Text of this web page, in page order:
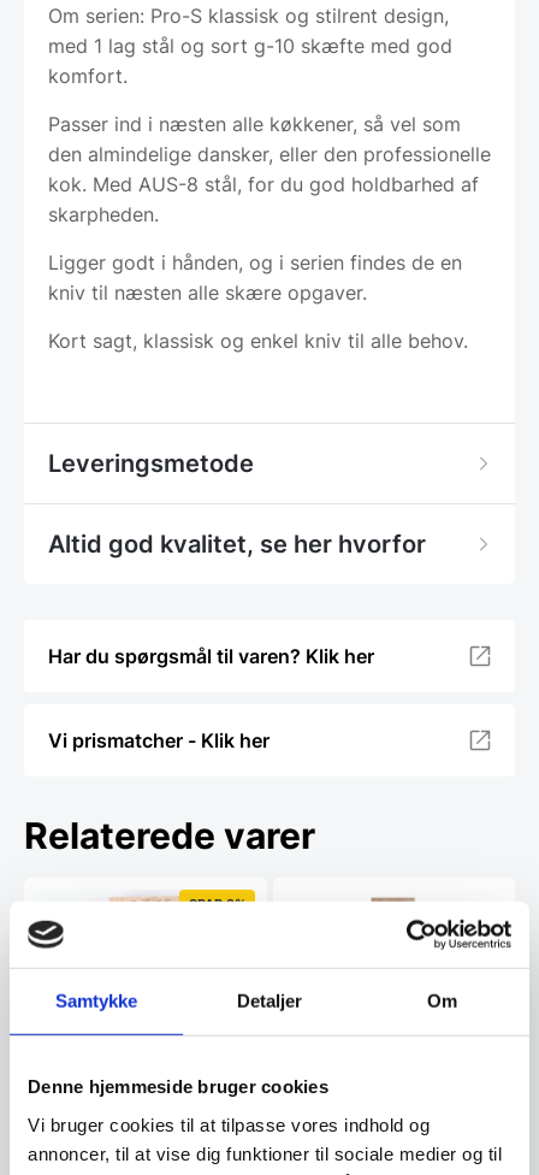
Samtykke Detaljer Om
Denne hjemmeside bruger cookies
Vi bruger cookies til at tilpasse vores indhold og
annoncer, til at vise dig funktioner til sociale medier og til
Om serien: Pro-S klassisk og stilrent design,
med 1 lag stål og sort g-10 skæfte med god
komfort.
Passer ind i næsten alle køkkener, så vel som
den almindelige dansker, eller den professionelle
kok. Med AUS-8 stål, for du god holdbarhed af
skarpheden.
Ligger godt i hånden, og i serien findes de en
kniv til næsten alle skære opgaver.
Kort sagt, klassisk og enkel kniv til alle behov.
Leveringsmetode
Altid god kvalitet, se her hvorfor
Har du spørgsmål til varen? Klik her
Vi prismatcher - Klik her
Relaterede varer
SPAR 2%
Laguiole sort bordkniv
6 stk. Bordknive I sort, leveres I Laguiole ivory brødkniv